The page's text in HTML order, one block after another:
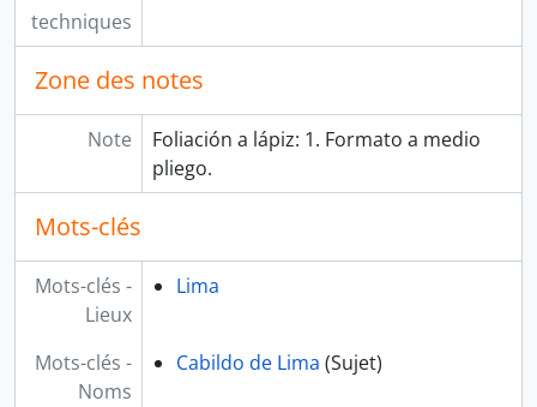
techniques
Zone des notes
Note
Foliación a lápiz: 1. Formato a medio
pliego.
Mots-clés
Mots-clés -
Lieux
Lima
Mots-clés -
Noms
Cabildo de Lima (Sujet)